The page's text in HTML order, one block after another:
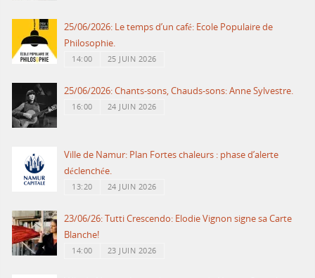
25/06/2026: Le temps d’un café: Ecole Populaire de
Philosophie.
14:00 25 JUIN 2026
25/06/2026: Chants-sons, Chauds-sons: Anne Sylvestre.
16:00 24 JUIN 2026
Ville de Namur: Plan Fortes chaleurs : phase d’alerte
déclenchée.
13:20 24 JUIN 2026
23/06/26: Tutti Crescendo: Elodie Vignon signe sa Carte
Blanche!
14:00 23 JUIN 2026